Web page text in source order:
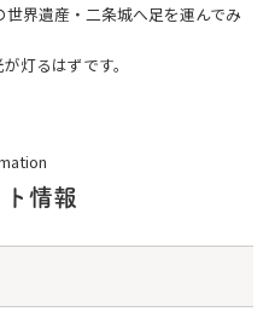
界遺産・二条城へ足を運んでみ
灯るはずです。
ト情報